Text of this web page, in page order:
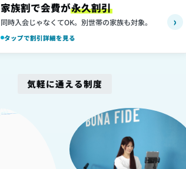
家族割で会費が永久割引
同時入会じゃなくてOK。別世帯の家族も対象。
タップで割引詳細を見る
›
気軽に通える制度